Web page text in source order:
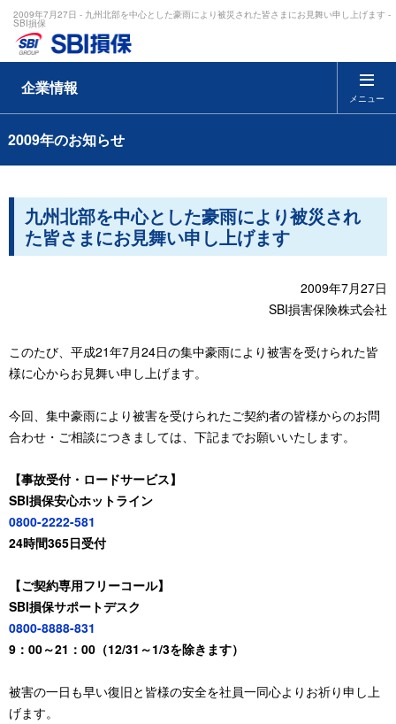
2009年7月27日 - 九州北部を中心とした豪雨により被災された皆さまにお見舞い申し上げます -
SBI損保
メニュー
企業情報
2009年のお知らせ
九州北部を中心とした豪雨により被災され
た皆さまにお見舞い申し上げます
2009年7月27日
SBI損害保険株式会社
このたび、平成21年7月24日の集中豪雨により被害を受けられた皆
様に心からお見舞い申し上げます。
今回、集中豪雨により被害を受けられたご契約者の皆様からのお問
合わせ・ご相談につきましては、下記までお願いいたします。
【事故受付・ロードサービス】
SBI損保安心ホットライン
0800-2222-581
24時間365日受付
【ご契約専用フリーコール】
SBI損保サポートデスク
0800-8888-831
9：00～21：00（12/31～1/3を除きます）
被害の一日も早い復旧と皆様の安全を社員一同心よりお祈り申し上
げます。